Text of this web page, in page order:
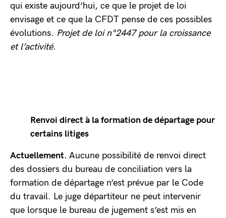
qui existe aujourd’hui, ce que le projet de loi
envisage et ce que la CFDT pense de ces possibles
évolutions. Projet de loi n°2447 pour la croissance
et l’activité.
Renvoi direct à la formation de départage pour
certains litiges
Actuellement. Aucune possibilité de renvoi direct
des dossiers du bureau de conciliation vers la
formation de départage n’est prévue par le Code
du travail. Le juge départiteur ne peut intervenir
que lorsque le bureau de jugement s’est mis en